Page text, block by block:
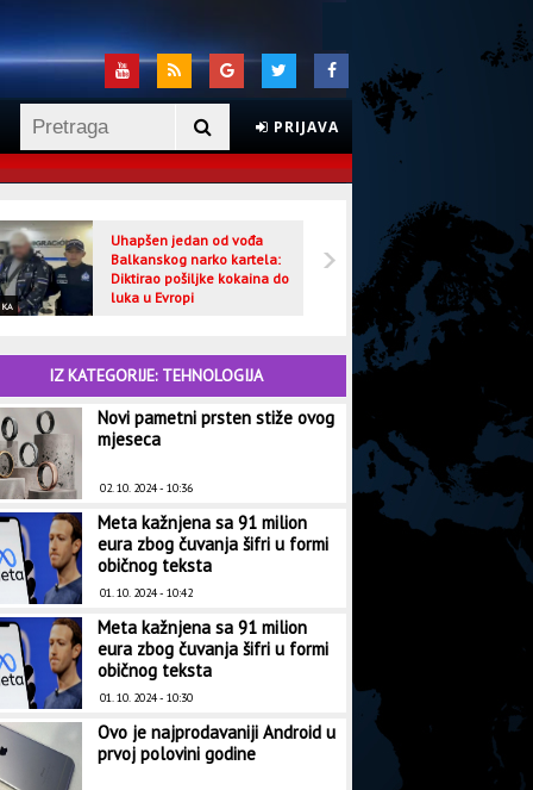
PRIJAVA
Uhapšen jedan od vođa
Balkanskog narko kartela:
Diktirao pošiljke kokaina do
luka u Evropi
CRNA HRONIKA
IZ KATEGORIJE: TEHNOLOGIJA
Novi pametni prsten stiže ovog
mjeseca
02. 10. 2024 - 10:36
Meta kažnjena sa 91 milion
eura zbog čuvanja šifri u formi
običnog teksta
01. 10. 2024 - 10:42
Meta kažnjena sa 91 milion
eura zbog čuvanja šifri u formi
običnog teksta
01. 10. 2024 - 10:30
Ovo je najprodavaniji Android u
prvoj polovini godine